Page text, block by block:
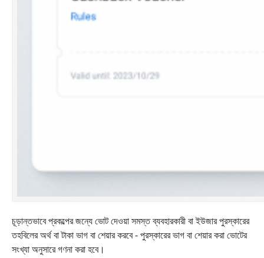
চূড়ান্তভাবে প্রকল্পের জন্যে ভোট দেওয়া সমস্ত ব্যবহারকারী বা ইউজার পুরস্কারের
তহবিলের অর্থ বা টাকা ভাগ বা শেয়ার করবে - পুরস্কারের ভাগ বা শেয়ার করা ভোটের
সংখ্যা অনুসারে গণনা করা হবে।